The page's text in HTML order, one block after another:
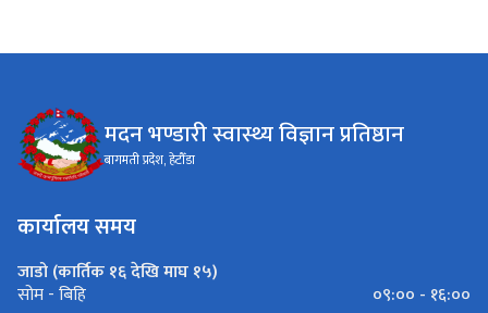
मदन भण्डारी स्वास्थ्य विज्ञान प्रतिष्ठान
बागमती प्रदेश, हेटौँडा
कार्यालय समय
जाडो (कार्तिक १६ देखि माघ १५)
सोम - बिहि
०९:०० - १६:००